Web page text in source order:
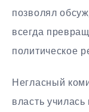
позволял
всегда
политическое
Негласный
власть